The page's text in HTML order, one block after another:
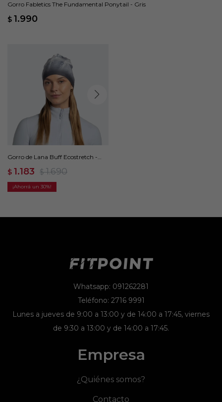
Gorro Fabletics The Fundamental Ponytail - Gris
$ 1.990
Gorro de Lana Buff Ecostretch -
$ 1.183 $ 1.690
30
Whatsapp: 091262281
Teléfono: 2716 9991
Lunes a jueves de 9:00 a 13:00 y de 14:00 a 17:45, viernes
de 9:30 a 13:00 y de 14:00 a 17:45.
Empresa
¿Quiénes somos?
Contacto